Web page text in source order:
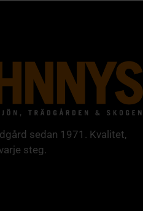
sedan 1971. Kvalitet,
steg.